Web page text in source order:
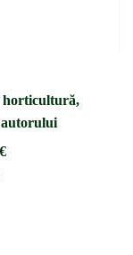
horticultură,
autorului